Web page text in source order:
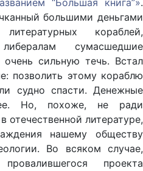
“Большая книга”».
большими деньгами
кораблей,
сумасшедшие
сильную течь. Встал
позволить этому кораблю
судно спасти. Денежные
Но, похоже, не ради
отечественной литературе,
нашему обществу
Во всяком случае,
проекта